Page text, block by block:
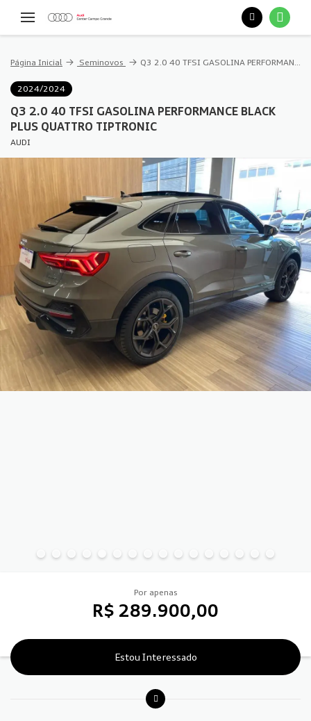
Página Inicial Seminovos Q3 2.0 40 TFSI GASOLINA PERFORMANCE BLACK PLUS QUATTRO TIPTRONIC
2024/2024
Q3 2.0 40 TFSI GASOLINA PERFORMANCE BLACK
PLUS QUATTRO TIPTRONIC
AUDI
Por apenas
R$ 289.900,00
Estou Interessado